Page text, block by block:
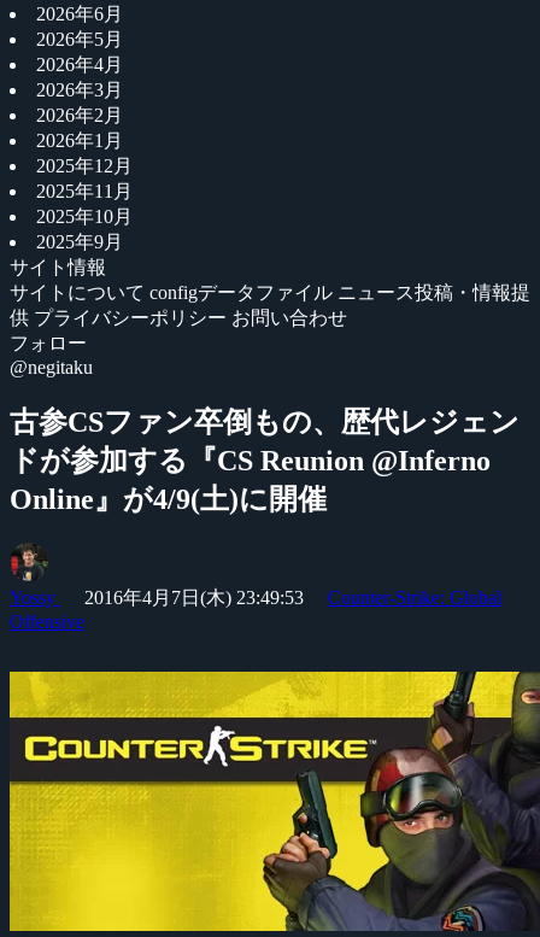
2026年6月
2026年5月
2026年4月
2026年3月
2026年2月
2026年1月
2025年12月
2025年11月
2025年10月
2025年9月
サイト情報
サイトについて configデータファイル ニュース投稿・情報提
供 プライバシーポリシー お問い合わせ
フォロー
@negitaku
古参CSファン卒倒もの、歴代レジェン
ドが参加する『CS Reunion @Inferno
Online』が4/9(土)に開催
Yossy 2016年4月7日(木) 23:49:53
Counter-Strike: Global
Offensive